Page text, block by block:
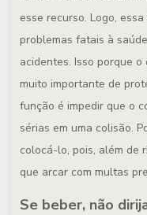
esse recurso. Logo,
problemas fatais à
acidentes. Isso porque
muito importante de
função é impedir que o
sérias em uma colisão.
colocá-lo, pois, além de
que arcar com multas
Se beber, não